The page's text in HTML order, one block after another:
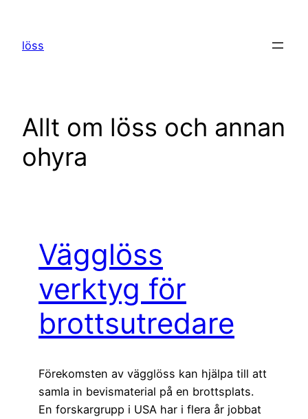
innehåll
löss
Allt om löss och annan
ohyra
Vägglöss
verktyg för
brottsutredare
Förekomsten av vägglöss kan hjälpa till att
samla in bevismaterial på en brottsplats.
En forskargrupp i USA har i flera år jobbat